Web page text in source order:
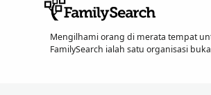
Mengilhami orang di merata tempat
FamilySearch ialah satu organisasi